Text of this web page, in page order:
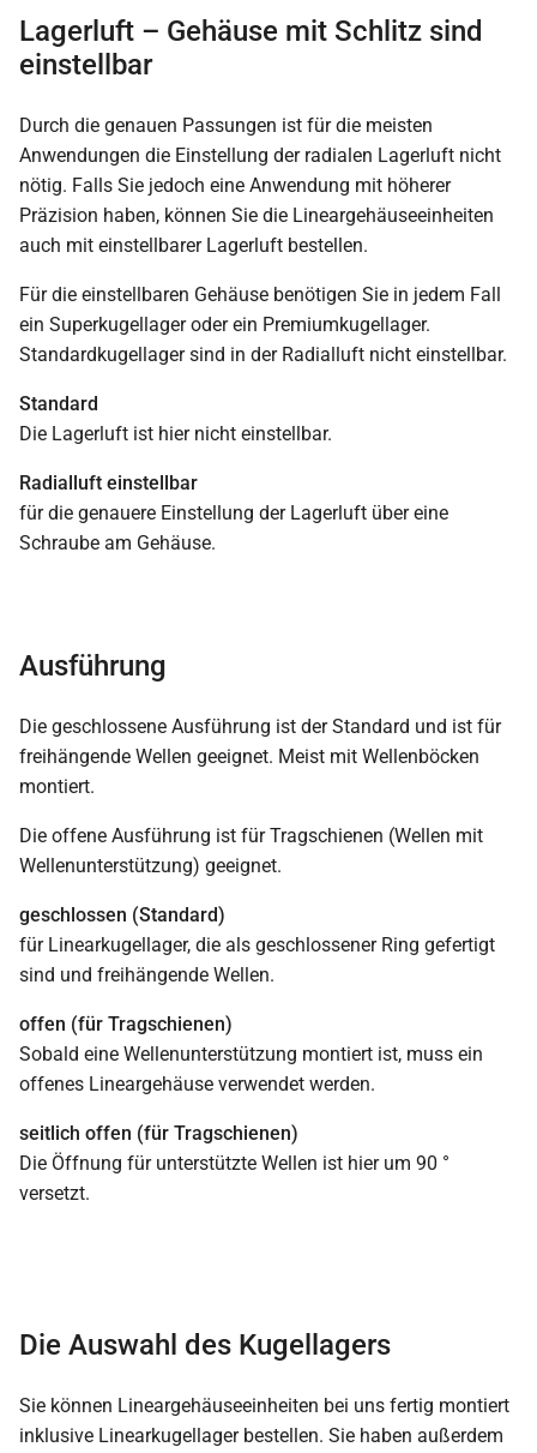
Lagerluft – Gehäuse mit Schlitz sind
einstellbar
Durch die genauen Passungen ist für die meisten
Anwendungen die Einstellung der radialen Lagerluft nicht
nötig. Falls Sie jedoch eine Anwendung mit höherer
Präzision haben, können Sie die Lineargehäuseeinheiten
auch mit einstellbarer Lagerluft bestellen.
Für die einstellbaren Gehäuse benötigen Sie in jedem Fall
ein Superkugellager oder ein Premiumkugellager.
Standardkugellager sind in der Radialluft nicht einstellbar.
Standard
Die Lagerluft ist hier nicht einstellbar.
Radialluft einstellbar
für die genauere Einstellung der Lagerluft über eine
Schraube am Gehäuse.
Ausführung
Die geschlossene Ausführung ist der Standard und ist für
freihängende Wellen geeignet. Meist mit Wellenböcken
montiert.
Die offene Ausführung ist für Tragschienen (Wellen mit
Wellenunterstützung) geeignet.
geschlossen (Standard)
für Linearkugellager, die als geschlossener Ring gefertigt
sind und freihängende Wellen.
offen (für Tragschienen)
Sobald eine Wellenunterstützung montiert ist, muss ein
offenes Lineargehäuse verwendet werden.
seitlich offen (für Tragschienen)
Die Öffnung für unterstützte Wellen ist hier um 90 °
versetzt.
Die Auswahl des Kugellagers
Sie können Lineargehäuseeinheiten bei uns fertig montiert
inklusive Linearkugellager bestellen. Sie haben außerdem